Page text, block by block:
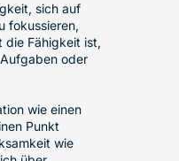
sich auf
fokussieren,
die Fähigkeit ist,
oder
wie einen
Punkt
wie